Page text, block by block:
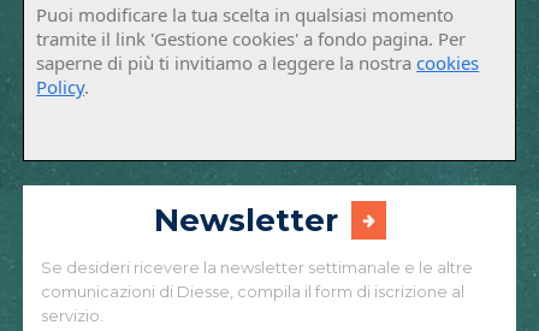
Puoi modificare la tua scelta in qualsiasi momento
tramite il link 'Gestione cookies' a fondo pagina. Per
saperne di più ti invitiamo a leggere la nostracookies
Policy.
Newsletter
Se desideri ricevere la newsletter settimanale e le altre
comunicazioni di Diesse, compila il form di iscrizione al
servizio.